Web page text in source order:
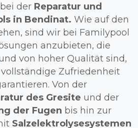
der Reparatur und
in Bendinat. Wie auf den
sind wir bei Familypool
anzubieten, die
von hoher Qualität sind,
Zufriedenheit
Von der
des Gresite und der
der Fugen bis hin zur
Salzelektrolysesystemen